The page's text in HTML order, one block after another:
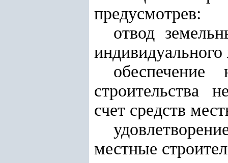
предусмотрев:
отвод
строительства
счет средств
местные